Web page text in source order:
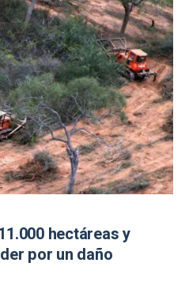
hectáreas y
por un daño